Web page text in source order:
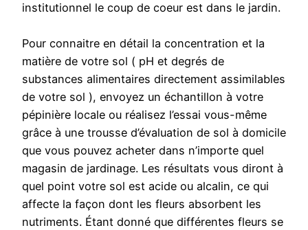
institutionnel le coup de coeur est dans le jardin.
Pour connaitre en détail la concentration et la
matière de votre sol ( pH et degrés de
substances alimentaires directement assimilables
de votre sol ), envoyez un échantillon à votre
pépinière locale ou réalisez l’essai vous-même
grâce à une trousse d’évaluation de sol à domicile
que vous pouvez acheter dans n’importe quel
magasin de jardinage. Les résultats vous diront à
quel point votre sol est acide ou alcalin, ce qui
affecte la façon dont les fleurs absorbent les
nutriments. Étant donné que différentes fleurs se